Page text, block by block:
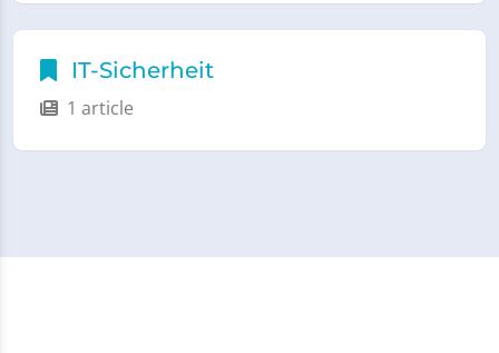
IT-Sicherheit
1 article